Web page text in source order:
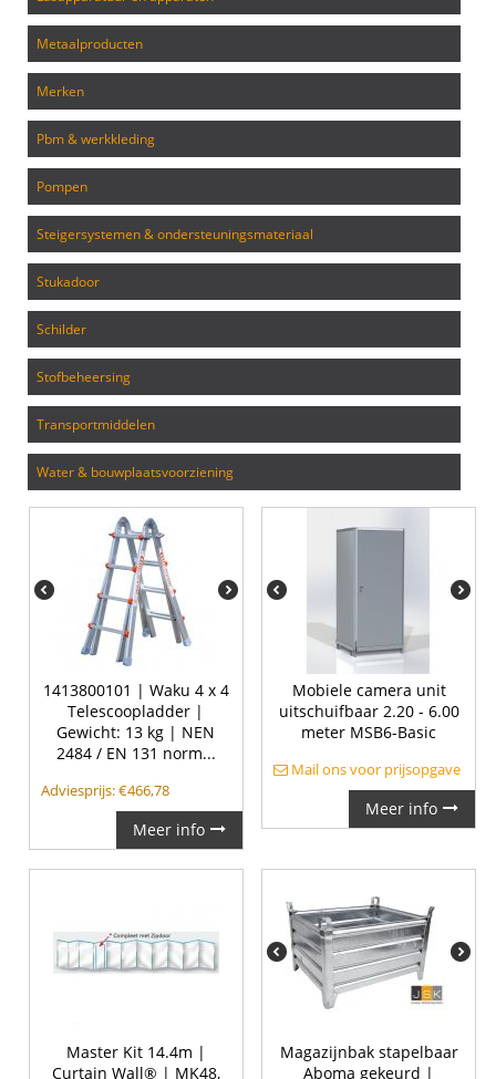
metaalproducten
merken
pbm & werkkleding
pompen
steigersystemen & ondersteuningsmateriaal
stukadoor
schilder
stofbeheersing
transportmiddelen
water & bouwplaatsvoorziening
1413800101 | Waku 4 x 4
Telescoopladder |
Gewicht: 13 kg | NEN
2484 / EN 131 norm...
Adviesprijs:€466,78
Meer info
Mobiele camera unit
uitschuifbaar 2.20 - 6.00
meter MSB6-Basic
Mail ons voor prijsopgave
Meer info
Master Kit 14.4m |
Curtain Wall® | MK48,
Magazijnbak stapelbaar
Aboma gekeurd |